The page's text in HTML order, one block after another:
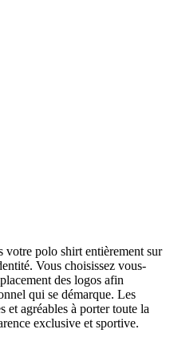
polo shirt entièrement sur
Vous choisissez vous-
des logos afin
qui se démarque. Les
et agréables à porter toute la
exclusive et sportive.